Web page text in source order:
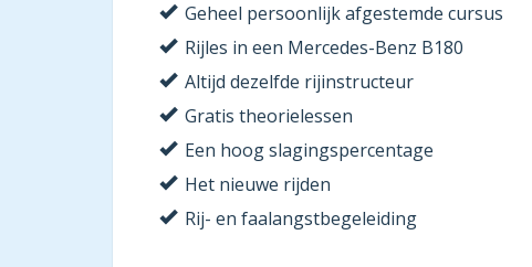
Geheel persoonlijk afgestemde cursus
Rijles in een Mercedes-Benz B180
Altijd dezelfde rijinstructeur
Gratis theorielessen
Een hoog slagingspercentage
Het nieuwe rijden
Rij- en faalangstbegeleiding